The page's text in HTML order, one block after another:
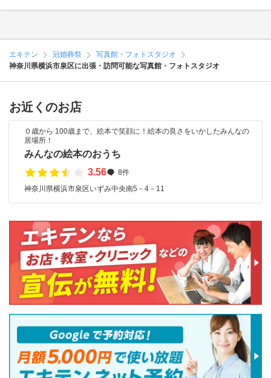
エキテン 冠婚葬祭
写真館・フォトスタジオ
神奈川県横浜市泉区に出張・訪問可能な写真館・フォトスタジオ
お近くのお店
０歳から 100歳まで、絵本で笑顔に！絵本の良さをいかしたみんなの
居場所！
みんなの絵本のおうち
3.56
8件
神奈川県横浜市泉区いずみ中央南5－4－11